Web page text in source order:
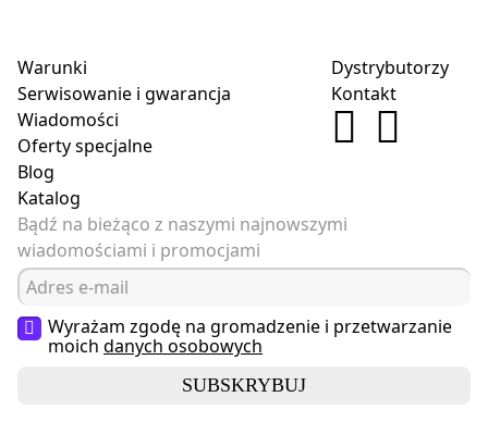
Warunki
Serwisowanie i gwarancja
Wiadomości
Oferty specjalne
Blog
Katalog
Dystrybutorzy
Kontakt
Bądź na bieżąco z naszymi najnowszymi
wiadomościami i promocjami
Wyrażam zgodę na gromadzenie i przetwarzanie
moich danych osobowych
SUBSKRYBUJ